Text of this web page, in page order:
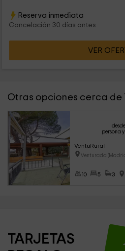
Reserva inmediata
Cancelación 30 días antes
VER
Otras opciones cerca de
desde
persona
VentuRural
Venturada (Madrid)
10 5 3
TARJETAS